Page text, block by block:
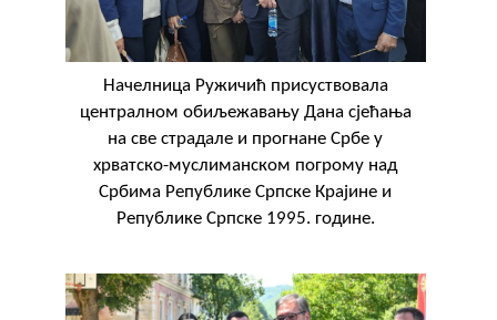
Начелница Ружичић присуствовала
централном обиљежавању Дана сјећања
на све страдале и прогнане Србе у
хрватско-муслиманском погрому над
Србима Републике Српске Крајине и
Републике Српске 1995. године.